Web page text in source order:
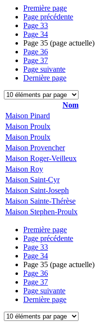
Première page
Page précédente
Page 33
Page 34
Page 35 (page actuelle)
Page 36
Page 37
Page suivante
Dernière page
Nom
Maison Pinard
Maison Proulx
Maison Proulx
Maison Provencher
Maison Roger-Veilleux
Maison Roy
Maison Saint-Cyr
Maison Saint-Joseph
Maison Sainte-Thérèse
Maison Stephen-Proulx
Première page
Page précédente
Page 33
Page 34
Page 35 (page actuelle)
Page 36
Page 37
Page suivante
Dernière page